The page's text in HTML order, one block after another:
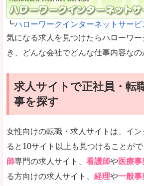
┗ハローワークインターネットサービ
気になる求人を見つけたらハローワ
き、どんな会社でどんな仕事内容なの
求人サイトで正社員・転
事を探す
女性向けの転職・求人サイトは、イ
ると10サイト以上も見つけることがで
師専門の求人サイト、 看護師や医療事
る方向けの求人サイト、 経理や一般事